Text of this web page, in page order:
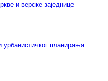
и верске заједнице
урбанистичког планирања